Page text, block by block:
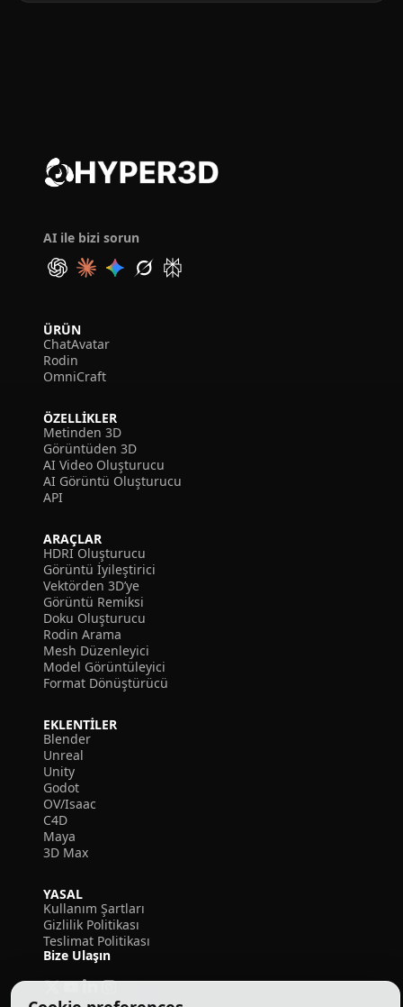
AI ile bizi sorun
ÜRÜN
ChatAvatar
Rodin
OmniCraft
ÖZELLIKLER
Metinden 3D
Görüntüden 3D
AI Video Oluşturucu
AI Görüntü Oluşturucu
API
ARAÇLAR
HDRI Oluşturucu
Görüntü İyileştirici
Vektörden 3D’ye
Görüntü Remiksi
Doku Oluşturucu
Rodin Arama
Mesh Düzenleyici
Model Görüntüleyici
Format Dönüştürücü
EKLENTILER
Blender
Unreal
Unity
Godot
OV/Isaac
C4D
Maya
3D Max
YASAL
Kullanım Şartları
Gizlilik Politikası
Teslimat Politikası
Bize Ulaşın